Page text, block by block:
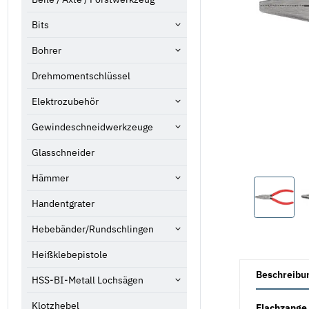
Bits
Bohrer
Drehmomentschlüssel
Elektrozubehör
Gewindeschneidwerkzeuge
Glasschneider
Hämmer
Handentgrater
Hebebänder/Rundschlingen
Heißklebepistole
HSS-BI-Metall Lochsägen
Klotzhebel